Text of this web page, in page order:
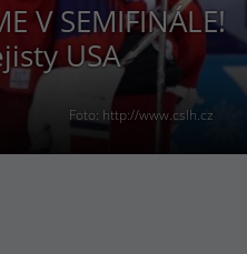
Foto: http://www.cslh.cz
V SEMIFINÁLE!
USA